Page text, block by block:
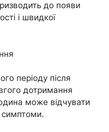
до появи
і швидкої
періоду після
дотримання
може відчувати
симптоми.